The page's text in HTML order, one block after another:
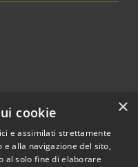
×
cookie
e assimilati strettamente
alla navigazione del sito,
al solo fine di elaborare